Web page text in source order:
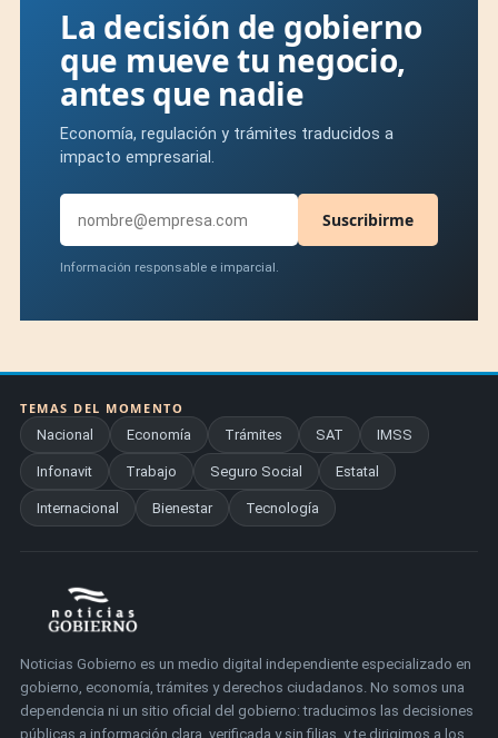
La decisión de gobierno
que mueve tu negocio,
antes que nadie
Economía, regulación y trámites traducidos a
impacto empresarial.
Suscribirme
Información responsable e imparcial.
TEMAS DEL MOMENTO
Nacional
Economía Trámites SAT IMSS
Infonavit Trabajo Seguro Social Estatal
Internacional Bienestar Tecnología
Noticias Gobierno es un medio digital independiente especializado en
gobierno, economía, trámites y derechos ciudadanos. No somos una
dependencia ni un sitio oficial del gobierno: traducimos las decisiones
públicas a información clara, verificada y sin filias, y te dirigimos a los